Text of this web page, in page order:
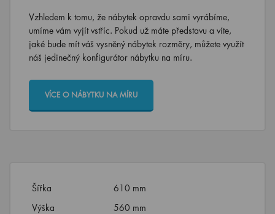
Vzhledem k tomu, že nábytek opravdu sami vyrábíme,
umíme vám vyjít vstříc. Pokud už máte představu a víte,
jaké bude mít váš vysněný nábytek rozměry, můžete využít
náš jedinečný konfigurátor nábytku na míru.
VÍCE O NÁBYTKU NA MÍRU
Šířka
610 mm
Výška
560 mm